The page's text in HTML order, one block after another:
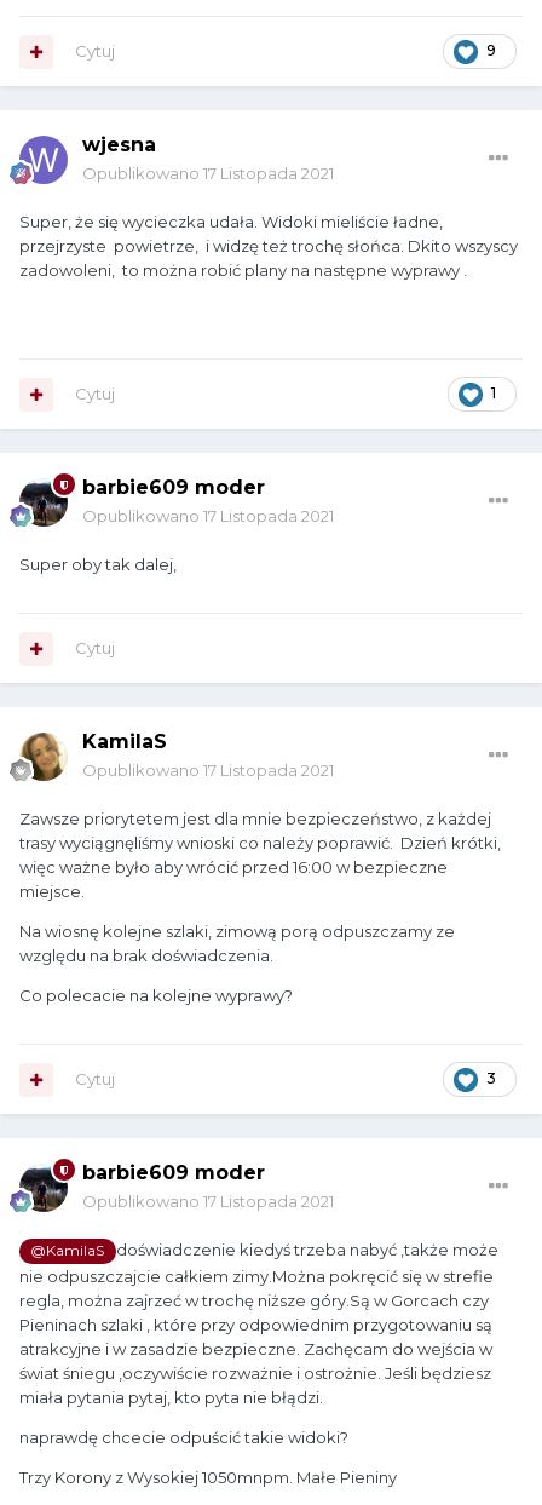
9
Cytuj
wjesna
Opublikowano 17 Listopada 2021
Super, że się wycieczka udała. Widoki mieliście ładne,
przejrzyste powietrze, i widzę też trochę słońca. Dkito wszyscy
zadowoleni, to można robić plany na następne wyprawy .
1
Cytuj
barbie609 moder
Opublikowano 17 Listopada 2021
Super oby tak dalej,
Cytuj
KamilaS
Opublikowano 17 Listopada 2021
Zawsze priorytetem jest dla mnie bezpieczeństwo, z każdej
trasy wyciągnęliśmy wnioski co należy poprawić. Dzień krótki,
więc ważne było aby wrócić przed 16:00 w bezpieczne
miejsce.
Na wiosnę kolejne szlaki, zimową porą odpuszczamy ze
względu na brak doświadczenia.
Co polecacie na kolejne wyprawy?
3
Cytuj
barbie609 moder
Opublikowano 17 Listopada 2021
@KamilaS
doświadczenie kiedyś trzeba nabyć ,także może
nie odpuszczajcie całkiem zimy.Można pokręcić się w strefie
regla, można zajrzeć w trochę niższe góry.Są w Gorcach czy
Pieninach szlaki , które przy odpowiednim przygotowaniu są
atrakcyjne i w zasadzie bezpieczne. Zachęcam do wejścia w
świat śniegu ,oczywiście rozważnie i ostrożnie. Jeśli będziesz
miała pytania pytaj, kto pyta nie błądzi.
naprawdę chcecie odpuścić takie widoki?
Trzy Korony z Wysokiej 1050mnpm. Małe Pieniny